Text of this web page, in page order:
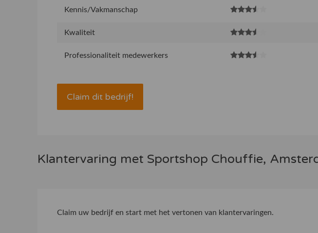
Kennis/Vakmanschap
Kwaliteit
Professionaliteit medewerkers
Claim dit bedrijf!
Klantervaring met Sportshop Chouffie,
Claim uw bedrijf en start met het vertonen van klantervaringen.